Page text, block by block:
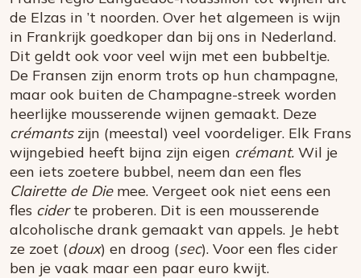
de Elzas in ’t noorden. Over het algemeen is wijn
in Frankrijk goedkoper dan bij ons in Nederland.
Dit geldt ook voor veel wijn met een bubbeltje.
De Fransen zijn enorm trots op hun champagne,
maar ook buiten de Champagne-streek worden
heerlijke mousserende wijnen gemaakt. Deze
crémants zijn (meestal) veel voordeliger. Elk Frans
wijngebied heeft bijna zijn eigen crémant. Wil je
een iets zoetere bubbel, neem dan een fles
Clairette de Diemee. Vergeet ook niet eens een
fles ciderte proberen. Dit is een mousserende
alcoholische drank gemaakt van appels. Je hebt
ze zoet (doux) en droog (sec). Voor een fles cider
ben je vaak maar een paar euro kwijt.